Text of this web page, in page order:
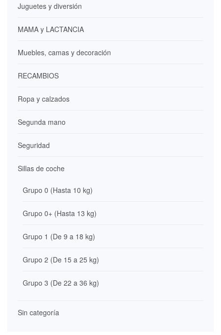
Juguetes y diversión
MAMA y LACTANCIA
Muebles, camas y decoración
RECAMBIOS
Ropa y calzados
Segunda mano
Seguridad
Sillas de coche
Grupo 0 (Hasta 10 kg)
Grupo 0+ (Hasta 13 kg)
Grupo 1 (De 9 a 18 kg)
Grupo 2 (De 15 a 25 kg)
Grupo 3 (De 22 a 36 kg)
Sin categoría